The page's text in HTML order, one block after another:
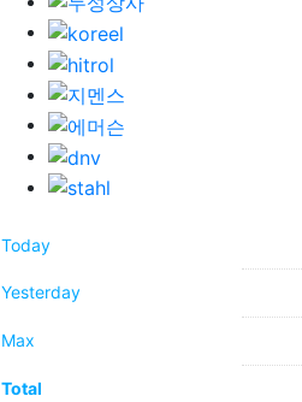
Today
Yesterday
Max
Total